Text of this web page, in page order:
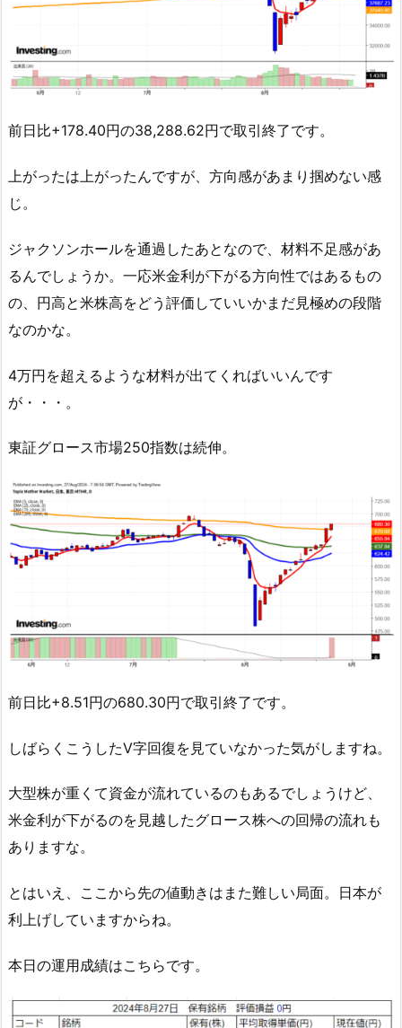
前日比+178.40円の38,288.62円で取引終了です。
上がったは上がったんですが、方向感があまり掴めない感
じ。
ジャクソンホールを通過したあとなので、材料不足感があ
るんでしょうか。一応米金利が下がる方向性ではあるもの
の、円高と米株高をどう評価していいかまだ見極めの段階
なのかな。
4万円を超えるような材料が出てくればいいんです
が・・・。
東証グロース市場250指数は続伸。
前日比+8.51円の680.30円で取引終了です。
しばらくこうしたV字回復を見ていなかった気がしますね。
大型株が重くて資金が流れているのもあるでしょうけど、
米金利が下がるのを見越したグロース株への回帰の流れも
ありますな。
とはいえ、ここから先の値動きはまた難しい局面。日本が
利上げしていますからね。
本日の運用成績はこちらです。